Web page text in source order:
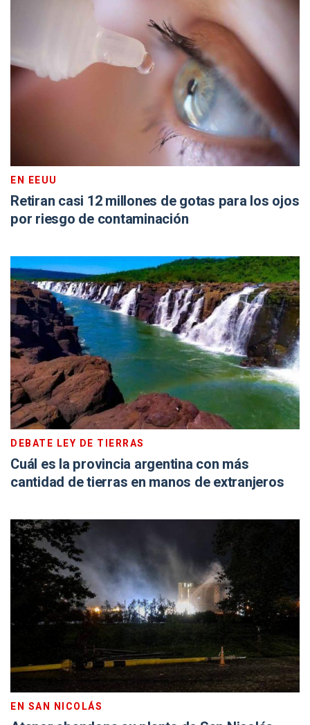
EN EEUU
Retiran casi 12 millones de gotas para los ojos
por riesgo de contaminación
DEBATE LEY DE TIERRAS
Cuál es la provincia argentina con más
cantidad de tierras en manos de extranjeros
EN SAN NICOLÁS